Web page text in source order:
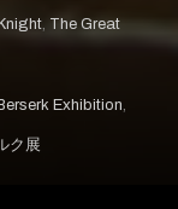
, The Great
Exhibition,
ク展